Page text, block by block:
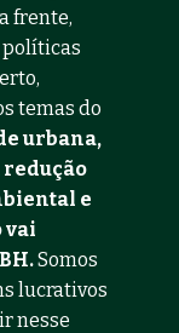
frente,
políticas
temas do
urbana,
e
vai
Somos
lucrativos
nesse